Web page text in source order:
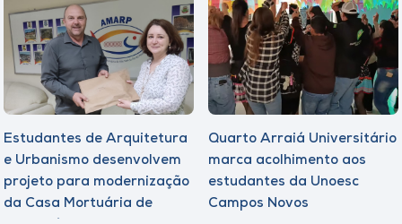
Estudantes de Arquitetura
e Urbanismo desenvolvem
projeto para modernização
da Casa Mortuária de
Quarto Arraiá Universitário
marca acolhimento aos
estudantes da Unoesc
Campos Novos